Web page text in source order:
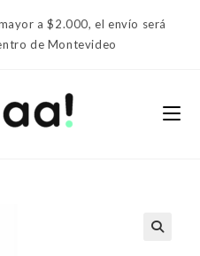
a $2.000, el envío será
de Montevideo